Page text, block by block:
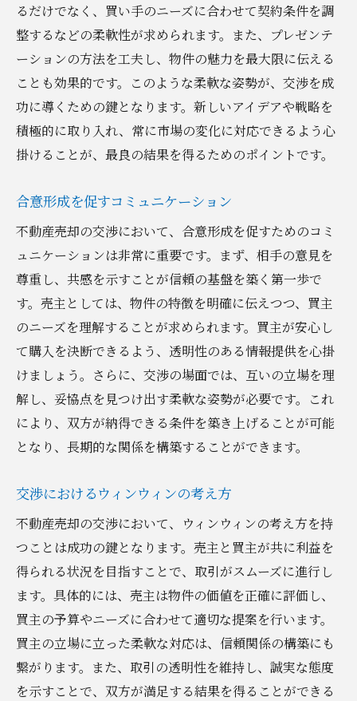
るだけでなく、買い手のニーズに合わせて契約条件を調
整するなどの柔軟性が求められます。また、プレゼンテ
ーションの方法を工夫し、物件の魅力を最大限に伝える
ことも効果的です。このような柔軟な姿勢が、交渉を成
功に導くための鍵となります。新しいアイデアや戦略を
積極的に取り入れ、常に市場の変化に対応できるよう心
掛けることが、最良の結果を得るためのポイントです。
合意形成を促すコミュニケーション
不動産売却の交渉において、合意形成を促すためのコミ
ュニケーションは非常に重要です。まず、相手の意見を
尊重し、共感を示すことが信頼の基盤を築く第一歩で
す。売主としては、物件の特徴を明確に伝えつつ、買主
のニーズを理解することが求められます。買主が安心し
て購入を決断できるよう、透明性のある情報提供を心掛
けましょう。さらに、交渉の場面では、互いの立場を理
解し、妥協点を見つけ出す柔軟な姿勢が必要です。これ
により、双方が納得できる条件を築き上げることが可能
となり、長期的な関係を構築することができます。
交渉におけるウィンウィンの考え方
不動産売却の交渉において、ウィンウィンの考え方を持
つことは成功の鍵となります。売主と買主が共に利益を
得られる状況を目指すことで、取引がスムーズに進行し
ます。具体的には、売主は物件の価値を正確に評価し、
買主の予算やニーズに合わせて適切な提案を行います。
買主の立場に立った柔軟な対応は、信頼関係の構築にも
繋がります。また、取引の透明性を維持し、誠実な態度
を示すことで、双方が満足する結果を得ることができる